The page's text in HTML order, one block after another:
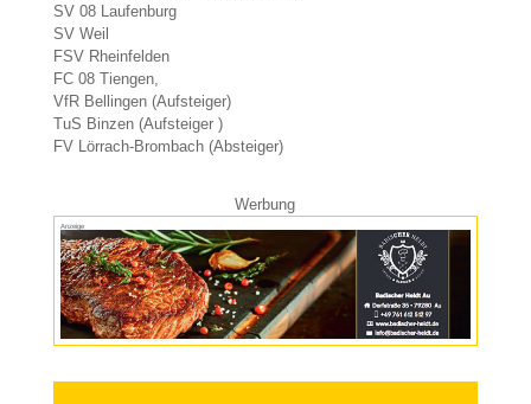
SV 08 Laufenburg
SV Weil
FSV Rheinfelden
FC 08 Tiengen,
VfR Bellingen (Aufsteiger)
TuS Binzen (Aufsteiger )
FV Lörrach-Brombach (Absteiger)
Werbung
Anzeige